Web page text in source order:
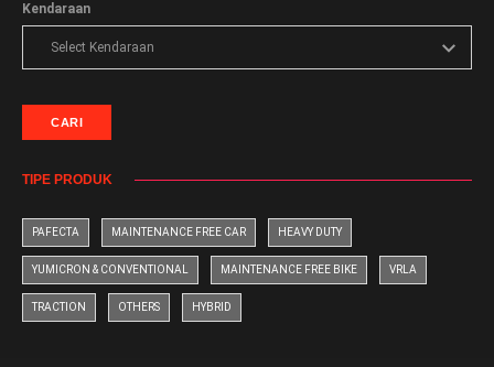
Kendaraan
CARI
TIPE PRODUK
PAFECTA MAINTENANCE FREE CAR HEAVY DUTY
YUMICRON & CONVENTIONAL MAINTENANCE FREE BIKE VRLA
TRACTION OTHERS HYBRID